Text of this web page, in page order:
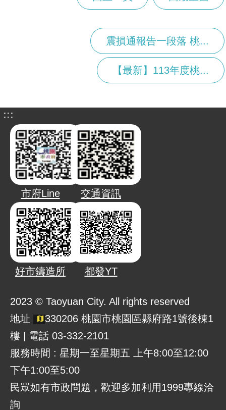
震損通報告一段落 桃...
【最新】113年度桃...
:::
市府Line
好市鑄造所
交通資訊
都發YT
2023 © Taoyuan City. All rights reserved
地址
330206 桃園市桃園區縣府路1號後棟1
樓 | 電話 03-332-2101
服務時間 : 星期一至星期五 上午8:00至12:00
下午1:00至5:00
民眾如有市政問題，歡迎多加利用1999專線洽
詢